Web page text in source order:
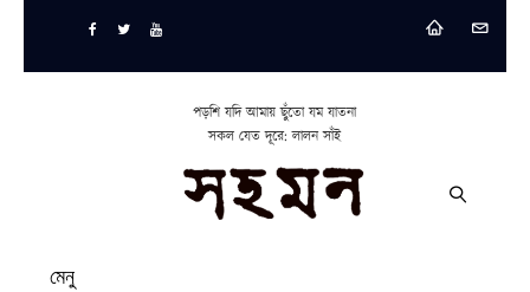
পড়শি যদি আমায় ছুঁতো যম যাতনা
সকল যেত দূরে: লালন সাঁই
মেনু